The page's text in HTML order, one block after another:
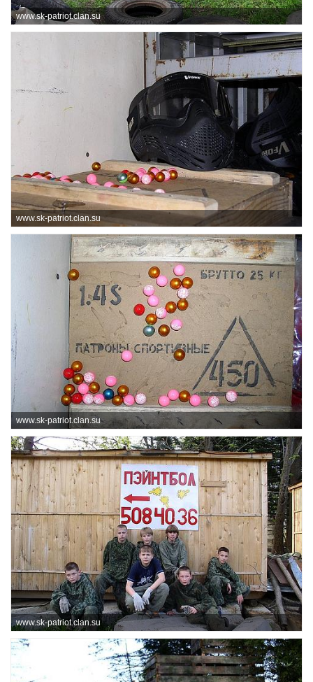
www.sk-patriot.clan.su
www.sk-patriot.clan.su
www.sk-patriot.clan.su
www.sk-patriot.clan.su